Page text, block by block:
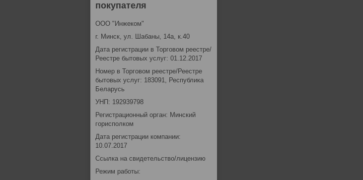
покупателя
ООО "Инжеком"
г. Минск, ул. Шабаны, 14а, к.40
Дата регистрации в Торговом реестре/
Реестре бытовых услуг: 01.12.2017
Номер в Торговом реестре/Реестре
бытовых услуг: 183091, Республика
Беларусь
УНП: 192939798
Регистрационный орган: Минский
горисполком
Дата регистрации компании:
10.07.2017
Ссылка на свидетельство/лицензию
Режим работы: